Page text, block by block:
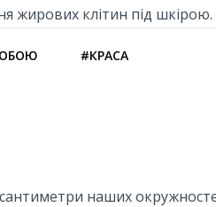
жирових клітин під шкірою.
#КРАСА
наших